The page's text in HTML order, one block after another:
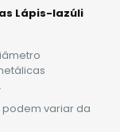
Lápis-lazúli
variar da